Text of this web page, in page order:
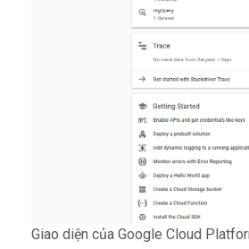
Giao diện của Google Cloud